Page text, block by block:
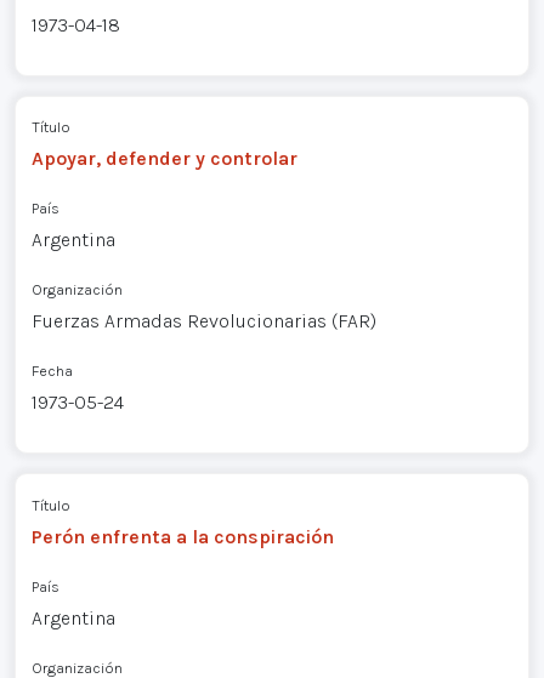
1973-04-18
Título
Apoyar, defender y controlar
País
Argentina
Organización
Fuerzas Armadas Revolucionarias (FAR)
Fecha
1973-05-24
Título
Perón enfrenta a la conspiración
País
Argentina
Organización